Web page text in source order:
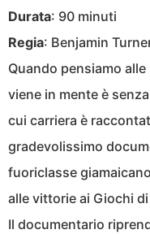
Durata: 90 minuti
Regia: Benjamin
Quando pensiamo
viene in mente è
cui carriera è
gradevolissimo
fuoriclasse giamaicano
alle vittorie ai Giochi
Il documentario